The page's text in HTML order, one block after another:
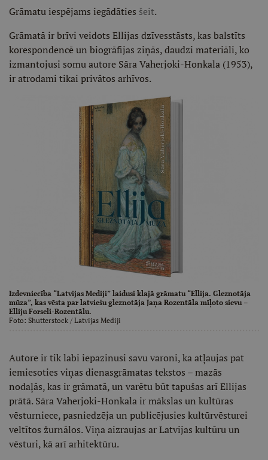
Grāmatu iespējams iegādāties šeit.
Grāmatā ir brīvi veidots Ellijas dzīvesstāsts, kas balstīts
korespondencē un biogrāfijas ziņās, daudzi materiāli, ko
izmantojusi somu autore Sāra Vaherjoki-Honkala (1953),
ir atrodami tikai privātos arhīvos.
Izdevniecība “Latvijas Mediji” laidusi klajā grāmatu “Ellija. Gleznotāja
mūza”, kas vēsta par latviešu gleznotāja Jaņa Rozentāla mīļoto sievu –
Elliju Forseli-Rozentālu.
Foto: Shutterstock / Latvijas Mediji
Autore ir tik labi iepazinusi savu varoni, ka atļaujas pat
iemiesoties viņas dienasgrāmatas tekstos – mazās
nodaļās, kas ir grāmatā, un varētu būt tapušas arī Ellijas
prātā. Sāra Vaherjoki-Honkala ir mākslas un kultūras
vēsturniece, pasniedzēja un publicējusies kultūrvēsturei
veltītos žurnālos. Viņa aizraujas ar Latvijas kultūru un
vēsturi, kā arī arhitektūru.